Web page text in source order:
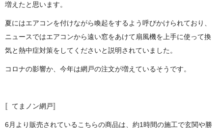
増えたと思います。
夏にはエアコンを付けながら喚起をするよう呼びかけられており、
ニュースではエアコンから遠い窓をあけて扇風機を上手に使って換
気と熱中症対策をしてくださいと説明されていました。
コロナの影響か、今年は網戸の注文が増えているそうです。
〚てまノン網戸〛
6月より販売されているこちらの商品は、約1時間の施工で玄関や勝